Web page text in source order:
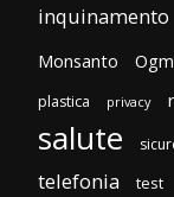
inquinamento
Monsanto Ogm
plastica privacy
salute
telefonia test